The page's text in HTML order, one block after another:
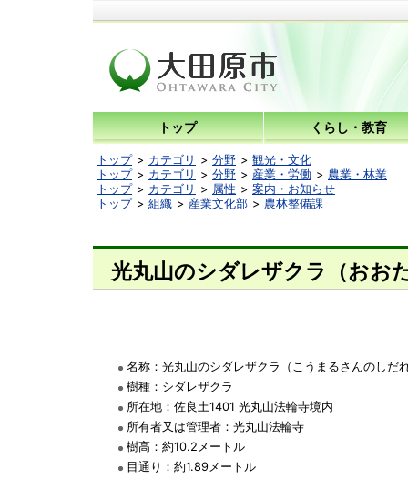
トップ くらし・教育
トップ カテゴリ 分野
観光・文化
トップ
カテゴリ 分野 産業・労働
農業・林業
トップ
カテゴリ 属性
案内・お知らせ
トップ
組織 産業文化部 農林整備課
光丸山のシダレザクラ（おお
名称：光丸山のシダレザクラ（こうまるさんのしだ
樹種：シダレザクラ
所在地：佐良土1401 光丸山法輪寺境内
所有者又は管理者：光丸山法輪寺
樹高：約10.2メートル
目通り：約1.89メートル